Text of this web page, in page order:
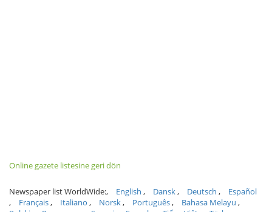
Online gazete listesine geri dön
Newspaper list WorldWide: English Dansk Deutsch
Español
Français
Italiano Norsk Português
Bahasa Melayu